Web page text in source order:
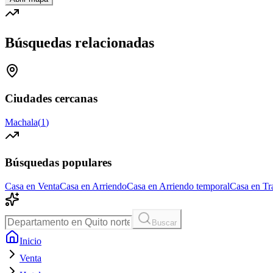
Búsquedas relacionadas
Ciudades cercanas
Machala(1)
Búsquedas populares
Casa en VentaCasa en ArriendoCasa en Arriendo temporalCasa en
Buscar
Inicio
Venta